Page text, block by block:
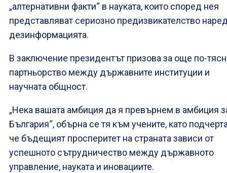
„алтернативни факти“ в науката, които според нея
представляват сериозно предизвикателство
дезинформацията.
В заключение президентът призова за още по-
партньорство между държавните институции и
научната общност.
„Нека вашата амбиция да я превърнем в амбиция
България“, обърна се тя към учените, като
че бъдещият просперитет на страната зависи от
успешното сътрудничество между държавното
управление, науката и иновациите.